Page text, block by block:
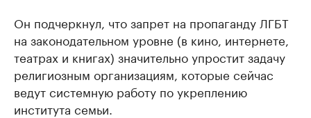
Он подчеркнул, что запрет на пропаганду ЛГБТ
на законодательном уровне (в кино, интернете,
театрах и книгах) значительно упростит задачу
религиозным организациям, которые сейчас
ведут системную работу по укреплению
института семьи.